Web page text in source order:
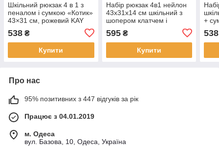
Шкільний рюкзак 4 в 1 з
пеналом і сумкою «Котик»
43×31 см, рожевий KAY
538 ₴
Купити
Набір рюкзак 4в1 нейлон
43х31х14 см шкільний з
шопером клатчем і
595₴
Купити
+
538
Про нас
95% позитивних з 447 відгуків за рік
Працює з 04.01.2019
м. Одеса
вул. Базова, 10, Одеса, Україна